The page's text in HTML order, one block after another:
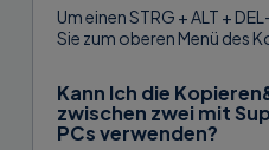
Um einen STRG + ALT +
Sie zum oberen Menü des
Kann Ich die
zwischen zwei mit
PCs verwenden?